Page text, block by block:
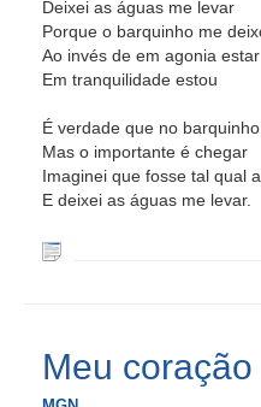
Deixei as águas me levar
Porque o barquinho me
Ao invés de em agonia estar
Em tranquilidade estou
É verdade que no
Mas o importante é chegar
Imaginei que fosse tal qual
E deixei as águas me levar.
Meu coração